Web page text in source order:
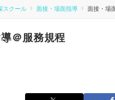
スクール 面接・場面指導 面接・場
＠服務規程